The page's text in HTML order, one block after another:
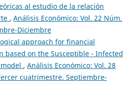
al estudio de la relación
, Análisis Económico: Vol. 22 Núm.
Diciembre
approach for financial
based on the Susceptible - Infected
, Análisis Económico: Vol. 28
cuatrimestre. Septiembre-